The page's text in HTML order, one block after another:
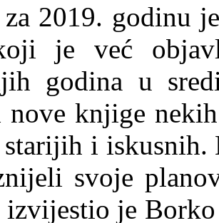
2019. godinu
je već
godina u
nove knjige
i iskusnih.
svoje
je